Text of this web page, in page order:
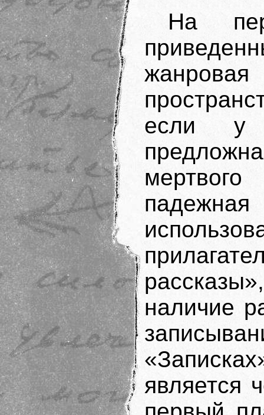
На
если у
наличие
является